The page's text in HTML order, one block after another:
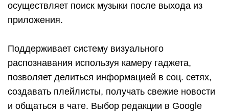
осуществляет поиск музыки после выхода из
приложения.
Поддерживает систему визуального
распознавания используя камеру гаджета,
позволяет делиться информацией в соц. сетях,
создавать плейлисты, получать свежие новости
и общаться в чате. Выбор редакции в Google